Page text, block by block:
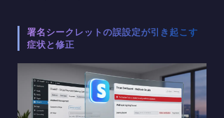
署名シークレットの誤設定が引き起こす
症状と修正